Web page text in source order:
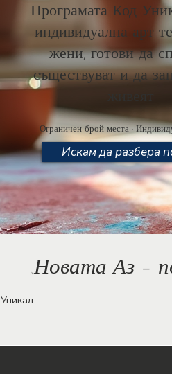
Програмата Код
индивидуална арт
жени, готови да
съществуват и да
Ограничен брой места ·
Искам да разбера
„Новата Аз –
-
Уникал